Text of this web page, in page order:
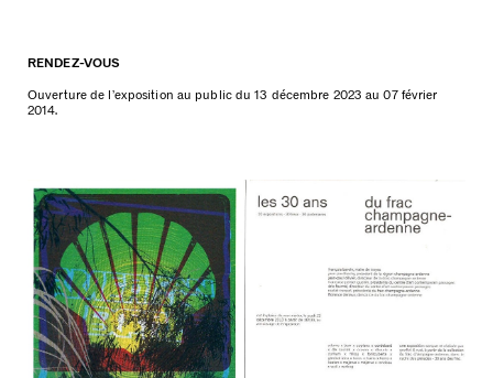
RENDEZ-VOUS
Ouverture de l’exposition au public du 13 décembre 2023 au 07 février
2014.